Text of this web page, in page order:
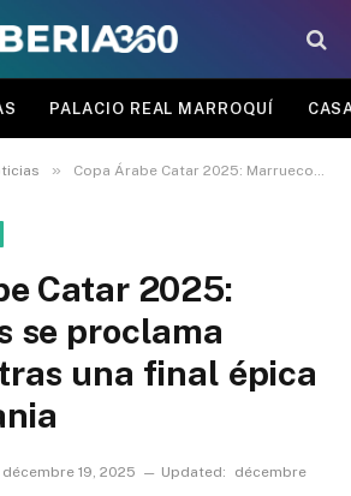
PALACIO REAL MARROQUÍ
» Copa Árabe Catar 2025: Marruecos se proclama campeón tras una final épica ante Jordania
Catar 2025:
se proclama
una final épica
décembre 19, 2025 Updated:
décembre